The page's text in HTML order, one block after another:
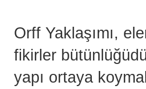
Orff Yaklaşımı,
fikirler
yapı ortaya